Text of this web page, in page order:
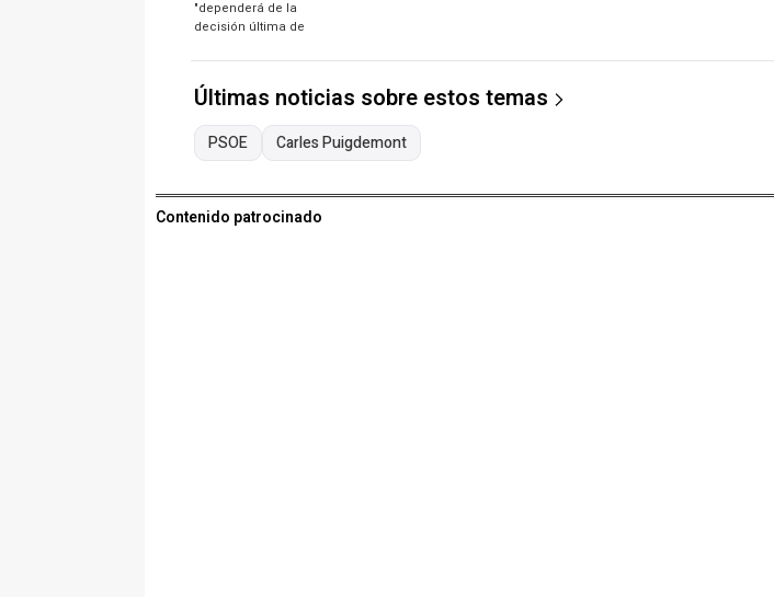
Últimas noticias sobre estos temas
PSOE Carles Puigdemont
Contenido patrocinado